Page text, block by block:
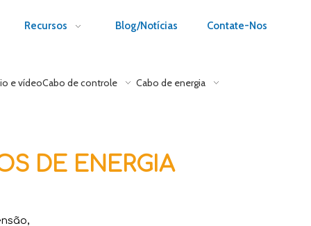
Recursos Blog/Notícias Contate-Nos
e vídeoCabo de controle Cabo de energia
DE ENERGIA